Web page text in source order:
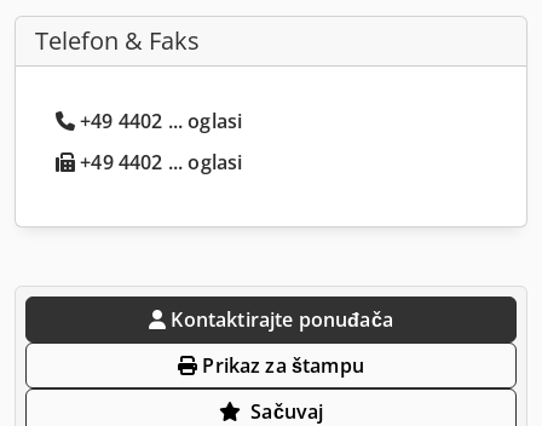
Telefon & Faks
+49 4402 ... oglasi
+49 4402 ... oglasi
Kontaktirajte ponuđača
Prikaz za štampu
Sačuvaj